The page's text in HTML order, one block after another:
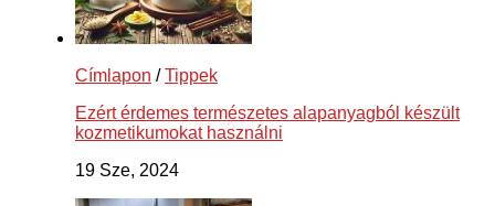
Címlapon /Tippek
Ezért érdemes természetes alapanyagból készült
kozmetikumokat használni
19 Sze, 2024